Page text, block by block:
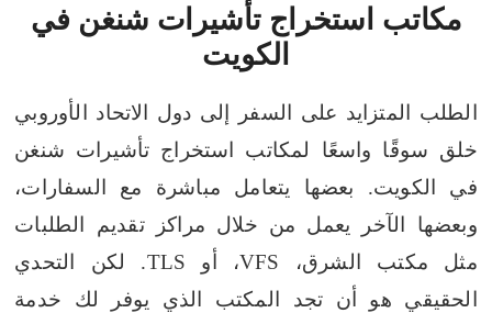
مكاتب استخراج تأشيرات شنغن في
الكويت
الطلب المتزايد على السفر إلى دول الاتحاد الأوروبي
خلق سوقًا واسعًا لمكاتب استخراج تأشيرات شنغن
في الكويت. بعضها يتعامل مباشرة مع السفارات،
وبعضها الآخر يعمل من خلال مراكز تقديم الطلبات
مثل مكتب الشرق، VFS، أو TLS. لكن التحدي
الحقيقي هو أن تجد المكتب الذي يوفر لك خدمة